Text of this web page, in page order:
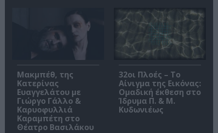
Μακμπέθ, της
Κατερίνας
Ευαγγελάτου με
Γιώργο Γάλλο &
Καρυοφυλλιά
Καραμπέτη στο
Θέατρο Βασιλάκου
32οι Πλοές – Το
Αίνιγμα της Εικόνας:
Ομαδική έκθεση στο
Ίδρυμα Π. & Μ.
Κυδωνιέως